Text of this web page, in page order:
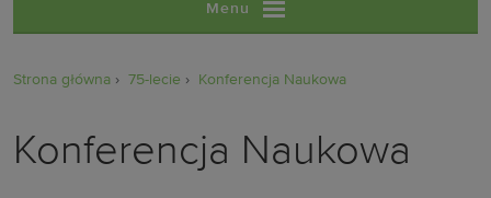
Menu
Strona główna 75-lecie Konferencja Naukowa
Konferencja Naukowa